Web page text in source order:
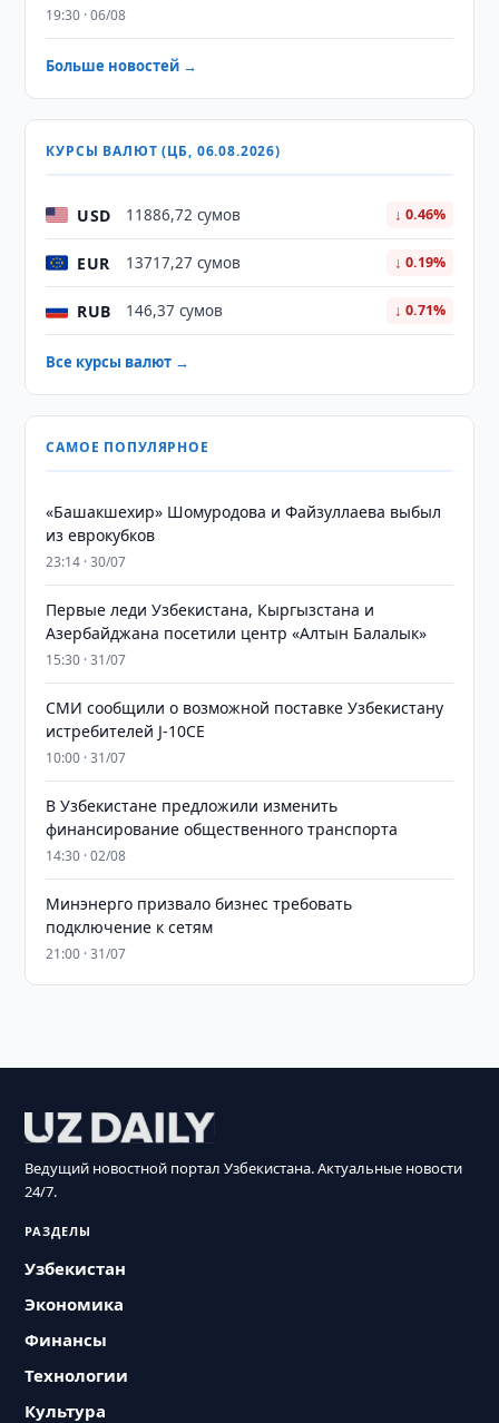
19:30 · 06/08
Больше новостей →
КУРСЫ ВАЛЮТ (ЦБ, 06.08.2026)
USD 11886,72 сумов ↓ 0.46%
EUR 13717,27 сумов ↓ 0.19%
RUB 146,37 сумов ↓ 0.71%
Все курсы валют →
САМОЕ ПОПУЛЯРНОЕ
«Башакшехир» Шомуродова и Файзуллаева выбыл
из еврокубков
23:14 · 30/07
Первые леди Узбекистана, Кыргызстана и
Азербайджана посетили центр «Алтын Балалык»
15:30 · 31/07
СМИ сообщили о возможной поставке Узбекистану
истребителей J-10CE
10:00 · 31/07
В Узбекистане предложили изменить
финансирование общественного транспорта
14:30 · 02/08
Минэнерго призвало бизнес требовать
подключение к сетям
21:00 · 31/07
Ведущий новостной портал Узбекистана. Актуальные новости
24/7.
РАЗДЕЛЫ
Узбекистан
Экономика
Финансы
Технологии
Культура